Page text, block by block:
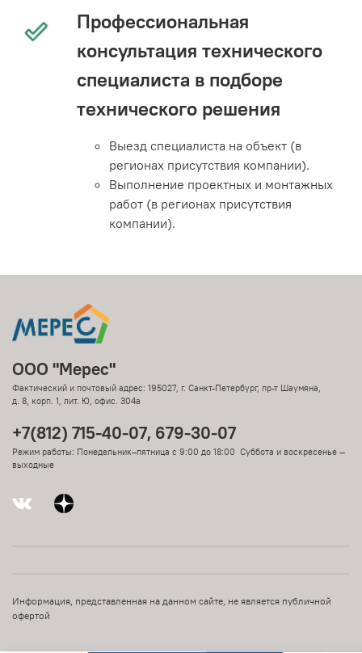
Профессиональная
консультация технического
специалиста в подборе
технического решения
Выезд специалиста на объект (в
регионах присутствия компании).
Выполнение проектных и монтажных
работ (в регионах присутствия
компании).
ООО "Мерес"
Фактический и почтовый адрес: 195027, г. Санкт-Петербург, пр-т Шаумяна,
д. 8, корп. 1, лит. Ю, офис. 304а
+7(812) 715-40-07, 679-30-07
Режим работы: Понедельник–пятница с 9:00 до 18:00 Суббота и воскресенье —
выходные
Информация, представленная на данном сайте, не является публичной
офертой